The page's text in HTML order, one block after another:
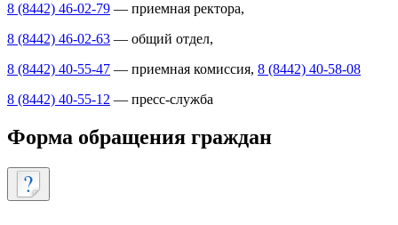
8 (8442) 46-02-79 — приемная ректора,
8 (8442) 46-02-63 — общий отдел,
8 (8442) 40-55-47 — приемная комиссия, 8 (8442) 40-58-08
8 (8442) 40-55-12 — пресс-служба
Форма обращения граждан